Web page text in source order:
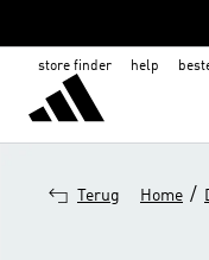
store finder help
Terug Home /